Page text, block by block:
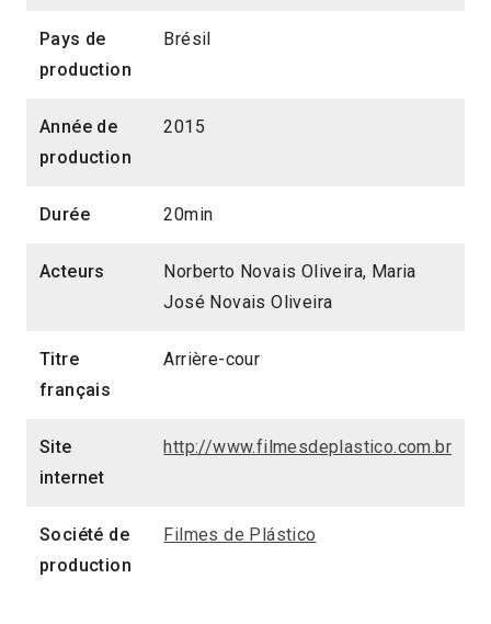
Pays de
production
Brésil
Année de
production
2015
Durée 20min
Acteurs
Norberto Novais Oliveira, Maria
José Novais Oliveira
Titre
français
Arrière-cour
Site
internet
http://www.filmesdeplastico.com.br
Société de
production
Filmes de Plástico